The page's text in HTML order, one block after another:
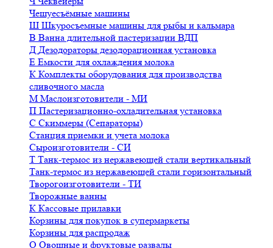
Чешуесъёмные машины
Ш Шкуросъемные машины для рыбы и кальмара
В Ванна длительной пастеризации ВДП
Д Дезодораторы дезодорационная установка
Е Емкости для охлаждения молока
К Комплекты оборудования для производства
сливочного масла
М Маслоизготовители - МИ
П Пастеризационно-охладительная установка
С Скиммеры (Сепараторы)
Станция приемки и учета молока
Сыроизготовители - СИ
Т Танк-термос из нержавеющей стали вертикальный
Танк-термос из нержавеющей стали горизонтальный
Творогоизготовители - ТИ
Творожные ванны
К Кассовые прилавки
Корзины для покупок в супермаркеты
Корзины для распродаж
О Овощные и фруктовые развалы